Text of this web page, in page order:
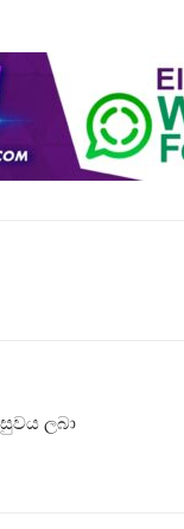
ලබා